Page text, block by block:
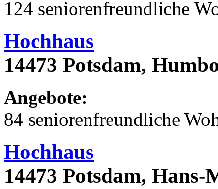
124 seniorenfreundliche
Hochhaus
14473 Potsdam,
Angebote:
84 seniorenfreundliche
Hochhaus
14473 Potsdam,